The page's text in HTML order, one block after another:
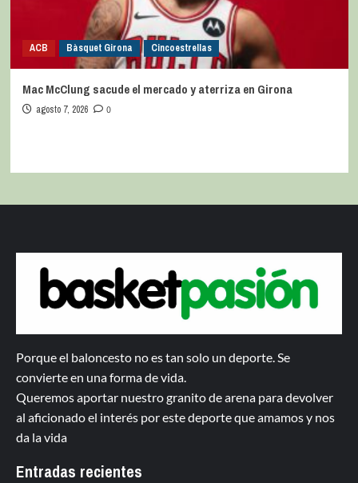
ACB Bàsquet Girona Cincoestrellas
Mac McClung sacude el mercado y aterriza en Girona
agosto 7, 2026 0
Porque el baloncesto no es tan solo un deporte. Se
convierte en una forma de vida.
Queremos aportar nuestro granito de arena para devolver
al aficionado el interés por este deporte que amamos y nos
da la vida
Entradas recientes